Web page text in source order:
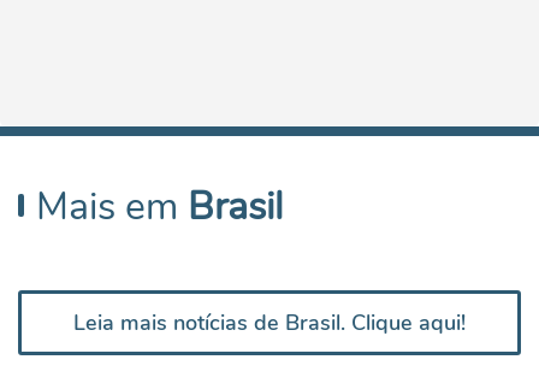
Mais em Brasil
Leia mais notícias de Brasil. Clique aqui!